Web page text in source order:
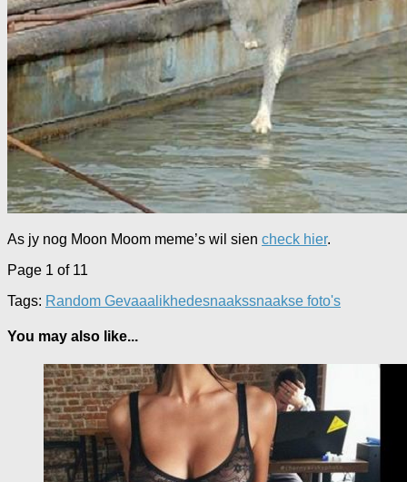
As jy nog Moon Moom meme’s wil sien check hier.
Page 1 of 11
Tags: Random Gevaaalikhedesnaakssnaakse foto's
You may also like...